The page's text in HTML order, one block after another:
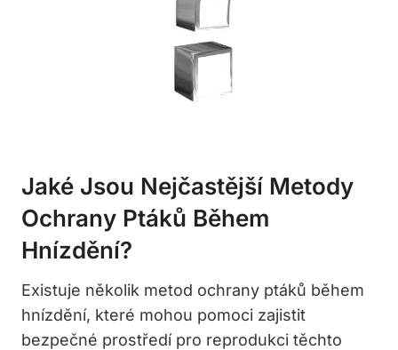
Jaké Jsou Nejčastější Metody
Ochrany Ptáků Během
Hnízdění?
Existuje několik metod ochrany ptáků během
hnízdění, které mohou pomoci zajistit
bezpečné prostředí pro reprodukci těchto